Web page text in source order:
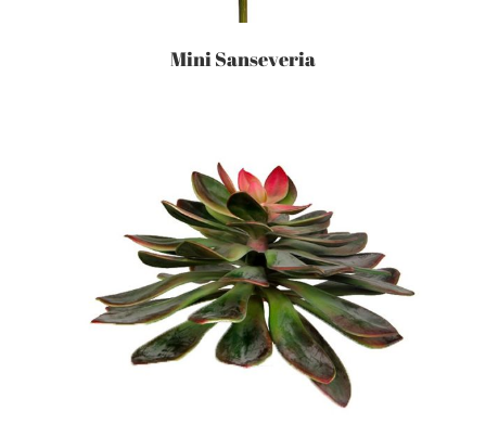
Mini Sanseveria